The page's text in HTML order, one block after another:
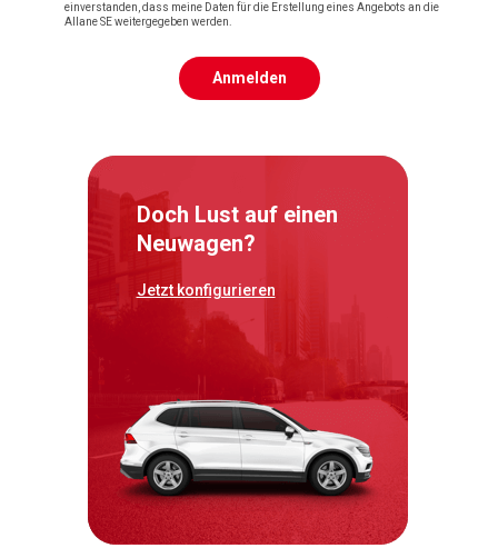
einverstanden, dass meine Daten für die Erstellung eines Angebots an die
Allane SE weitergegeben werden.
Anmelden
Doch Lust auf einen
Neuwagen?
Jetzt konfigurieren